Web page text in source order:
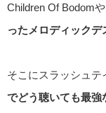
Children Of Bodom
ったメロディックデ
そこにスラッシュテ
でどう聴いても最強